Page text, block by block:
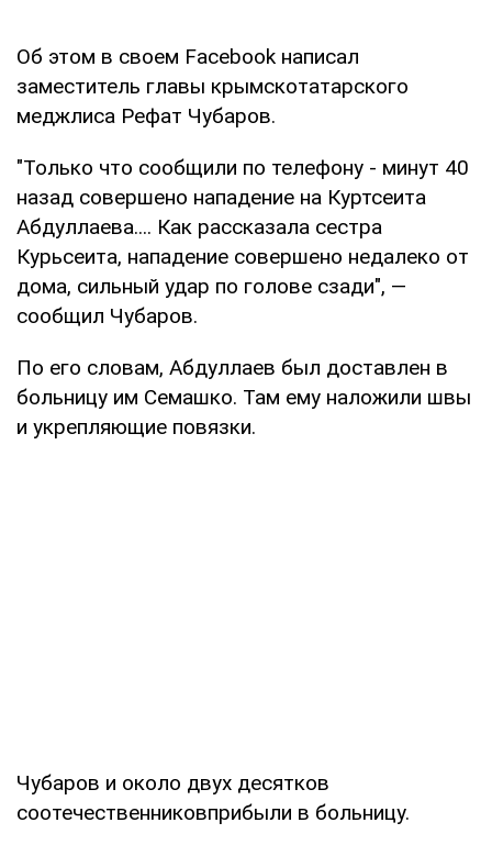
Об этом в своем Facebook написал
заместитель главы крымскотатарского
меджлиса Рефат Чубаров.
"Только что сообщили по телефону - минут 40
назад совершено нападение на Куртсеита
Абдуллаева.... Как рассказала сестра
Курьсеита, нападение совершено недалеко от
дома, сильный удар по голове сзади", —
сообщил Чубаров.
По его словам, Абдуллаев был доставлен в
больницу им Семашко. Там ему наложили швы
и укрепляющие повязки.
Чубаров и около двух десятков
соотечественниковприбыли в больницу.